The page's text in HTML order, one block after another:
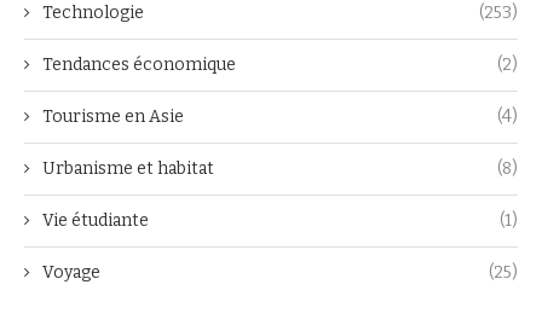
Technologie (253)
Tendances économique (2)
Tourisme en Asie (4)
Urbanisme et habitat (8)
Vie étudiante (1)
Voyage (25)